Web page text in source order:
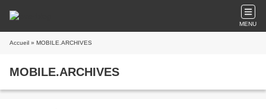
MENU
Accueil » MOBILE.ARCHIVES
MOBILE.ARCHIVES